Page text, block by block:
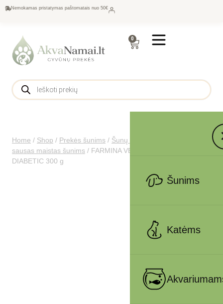
Nemokamas pristatymas paštomatais nuo 50€
0
Šunims
Katėms
Home / Shop / Prekės šunims / Šunų maistas
sausas maistas šunims / FARMINA VET LIFE – DOG Wet
DIABETIC 300 g